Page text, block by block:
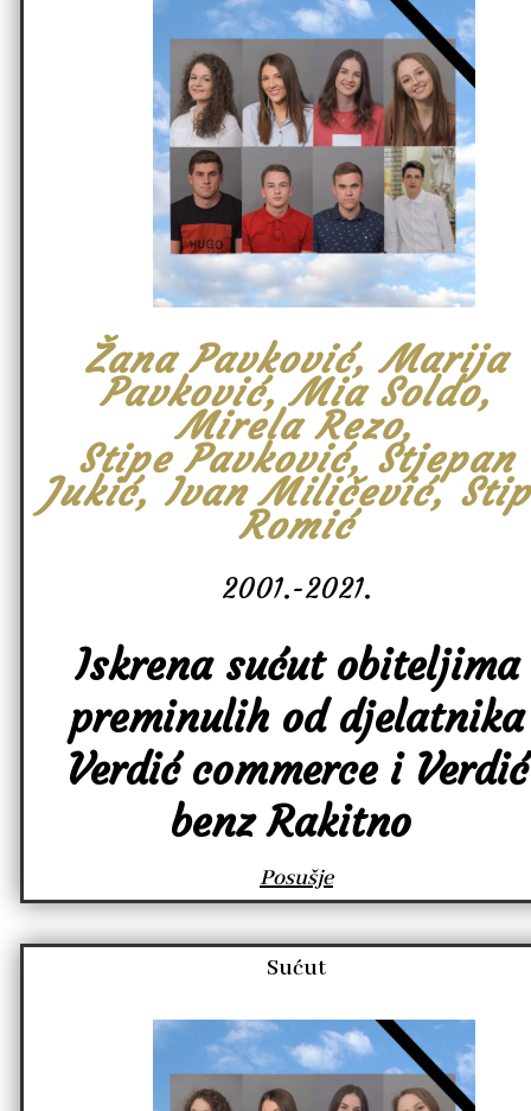
Žana Pavković, Marija
Pavković, Mia Soldo,
Mirela Rezo,
Stipe Pavković, Stjepan
Jukić, Ivan Miličević,
Romić
2001.-2021.
Iskrena sućut obiteljima
preminulih od djelatnika
Verdić commerce i Verdić
benz Rakitno
Posušje
Sućut